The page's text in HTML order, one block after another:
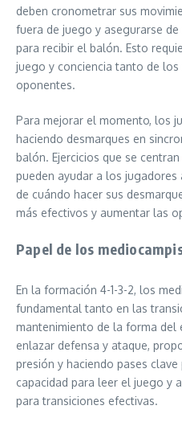
deben cronometrar sus
fuera de juego y asegurarse
para recibir el balón. Esto
juego y conciencia tanto de
oponentes.
Para mejorar el momento, los
haciendo desmarques en
balón. Ejercicios que se centran
pueden ayudar a los
de cuándo hacer sus
más efectivos y aumentar las
Papel de los
En la formación 4-1-3-2, los
fundamental tanto en las
mantenimiento de la forma del
enlazar defensa y ataque,
presión y haciendo pases
capacidad para leer el juego y
para transiciones efectivas.